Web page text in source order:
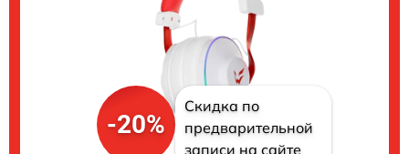
-20%
Скидка по
предварительной
записи на сайте